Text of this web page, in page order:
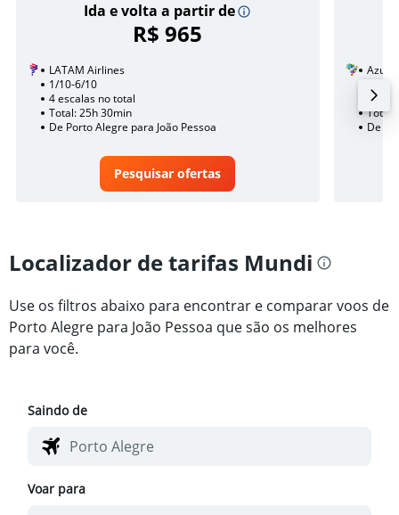
Ida e volta a partir de
R$ 965
LATAM Airlines
1/10-6/10
4 escalas no total
Total: 25h 30min
De Porto Alegre para João Pessoa
Pesquisar ofertas
Azul
1
Total:
De
Localizador de tarifas Mundi
Use os filtros abaixo para encontrar e comparar voos de
Porto Alegre para João Pessoa que são os melhores
para você.
Saindo de
Voar para